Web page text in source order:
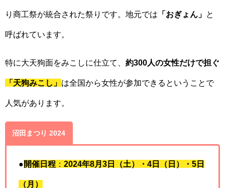
り商工祭が統合された祭りです。地元では 「おぎょん」 と
呼ばれています。
特に大天狗面をみこしに仕立て、 約300人の女性だけで担ぐ
「天狗みこし」 は全国から女性が参加できるということで
人気があります。
沼田まつり 2024
●開催日程 ： 2024年8月3日（土）・4日（日）・5日
（月）